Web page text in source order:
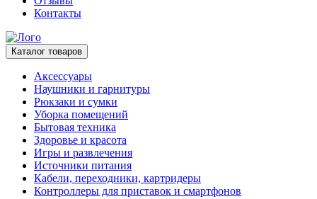
Контакты
Каталог товаров
Аксессуары
Наушники и гарнитуры
Рюкзаки и сумки
Уборка помещений
Бытовая техника
Здоровье и красота
Игры и развлечения
Источники питания
Кабели, переходники, картридеры
Контроллеры для приставок и смартфонов